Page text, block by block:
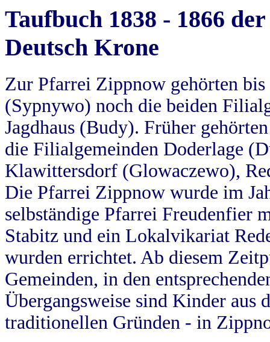
Taufbuch 1838 - 1866
Deutsch Krone
Zur Pfarrei Zippnow gehörten
(Sypnywo) noch die beiden
Jagdhaus (Budy). Früher
die Filialgemeinden Doderlage
Klawittersdorf (Glowaczewo),
Die Pfarrei Zippnow wurde im
selbständige Pfarrei Freudenfier
Stabitz und ein Lokalvikariat
wurden errichtet. Ab diesem
Gemeinden, in den
Übergangsweise sind Kinder aus
traditionellen Gründen - in